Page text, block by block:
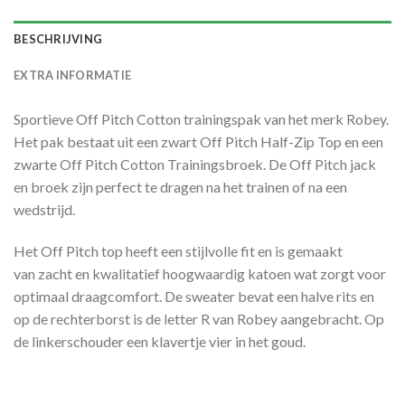
BESCHRIJVING
EXTRA INFORMATIE
Sportieve Off Pitch Cotton trainingspak van het merk Robey.
Het pak bestaat uit een zwart Off Pitch Half-Zip Top en een
zwarte Off Pitch Cotton Trainingsbroek. De Off Pitch jack
en broek zijn perfect te dragen na het trainen of na een
wedstrijd.
Het Off Pitch top heeft een stijlvolle fit en is gemaakt
van zacht en kwalitatief hoogwaardig katoen wat zorgt voor
optimaal draagcomfort. De sweater bevat een halve rits en
op de rechterborst is de letter R van Robey aangebracht. Op
de linkerschouder een klavertje vier in het goud.